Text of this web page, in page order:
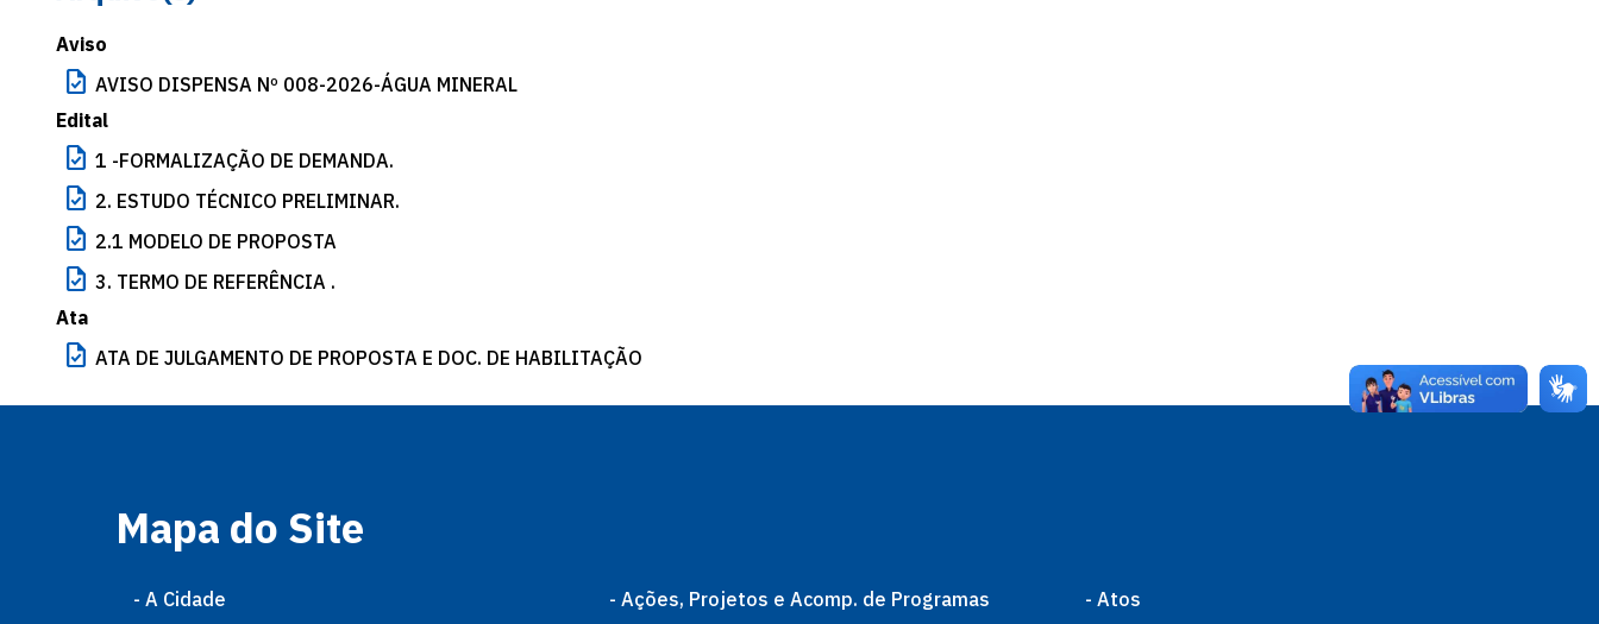
Aviso
task AVISO DISPENSA Nº 008-2026-ÁGUA MINERAL
Edital
task 1 -FORMALIZAÇÃO DE DEMANDA.
task 2. ESTUDO TÉCNICO PRELIMINAR.
task 2.1 MODELO DE PROPOSTA
task 3. TERMO DE REFERÊNCIA .
Ata
task ATA DE JULGAMENTO DE PROPOSTA E DOC. DE HABILITAÇÃO
Mapa do Site
- A Cidade - Ações, Projetos e Acomp. de Programas
- Atos